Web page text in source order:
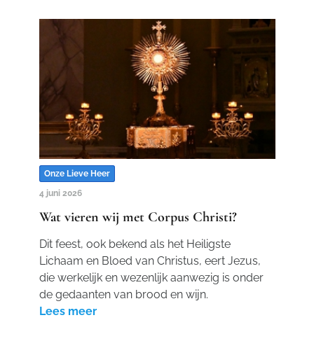
Onze Lieve Heer
4 juni 2026
Wat vieren wij met Corpus Christi?
Dit feest, ook bekend als het Heiligste
Lichaam en Bloed van Christus, eert Jezus,
die werkelijk en wezenlijk aanwezig is onder
de gedaanten van brood en wijn.
Lees meer